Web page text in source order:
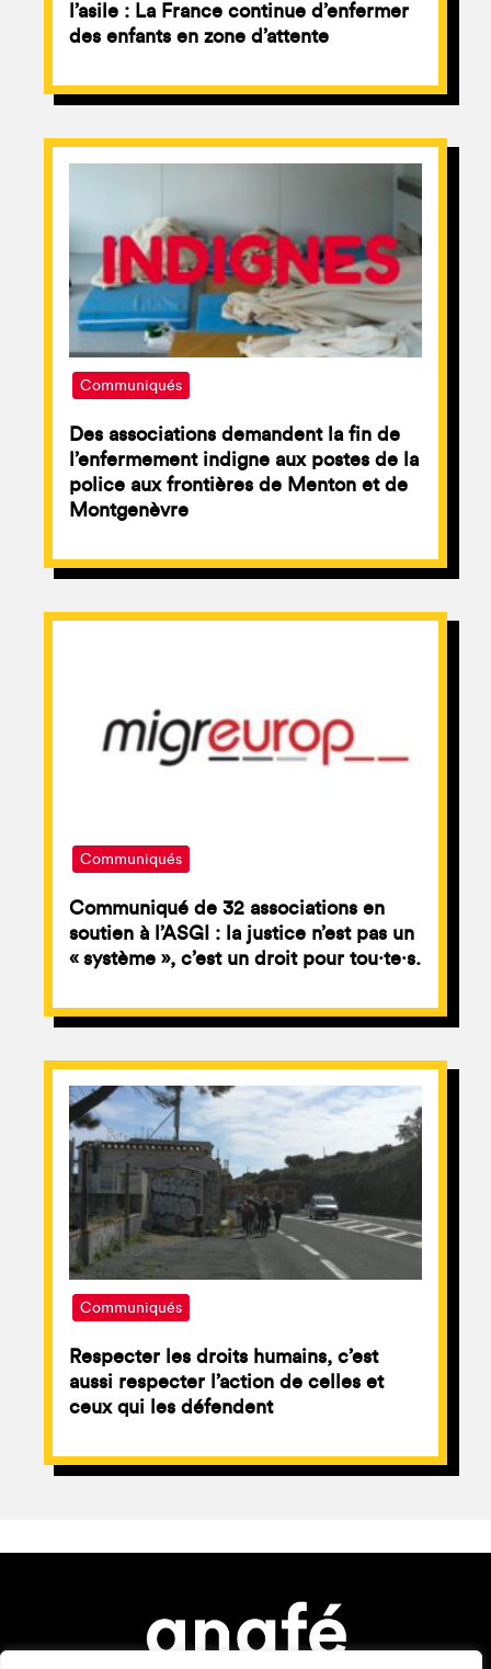
l’asile : La France continue d’enfermer
des enfants en zone d’attente
Communiqués
Des associations demandent la fin de
l’enfermement indigne aux postes de la
police aux frontières de Menton et de
Montgenèvre
Communiqués
Communiqué de 32 associations en
soutien à l’ASGI : la justice n’est pas un
« système », c’est un droit pour tou⸱te⸱s.
Communiqués
Respecter les droits humains, c’est
aussi respecter l’action de celles et
ceux qui les défendent